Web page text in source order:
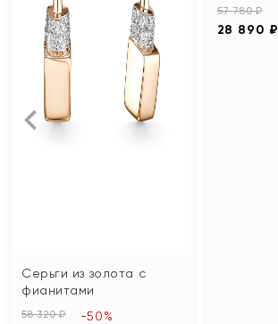
Серьги из золота с
фианитами
58 320 ₽ -50%
57 780 ₽
28 890 ₽